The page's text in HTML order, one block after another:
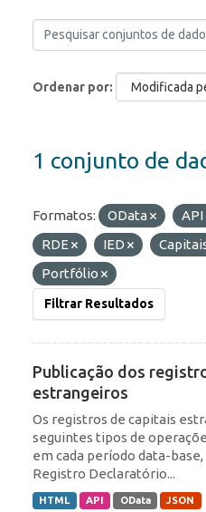
Ordenar por
1 conjunto de
Formatos: OData API
RDE
IED
Portfólio
Filtrar Resultados
Publicação dos
estrangeiros
Os registros de capitais
seguintes tipos de
em cada período data-
Registro Declaratório...
HTML API OData JSON